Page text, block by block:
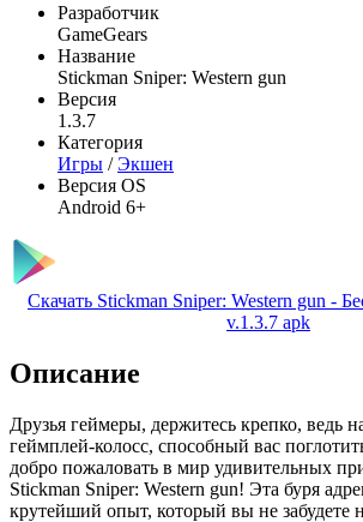
Разработчик
GameGears
Название
Stickman Sniper: Western gun
Версия
1.3.7
Категория
Игры /Экшен
Версия OS
Android 6+
Скачать Stickman Sniper: Western gun -
v.1.3.7 apk
Описание
Друзья геймеры, держитесь крепко, ведь
геймплей-колосс, способный вас
добро пожаловать в мир удивительных
Stickman Sniper: Western gun! Эта буря
крутейший опыт, который вы не забудете